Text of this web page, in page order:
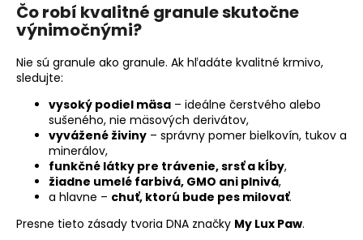
Čo robí kvalitné granule skutočne
výnimočnými?
Nie sú granule ako granule. Ak hľadáte kvalitné krmivo,
sledujte:
vysoký podiel mäsa – ideálne čerstvého alebo
sušeného, nie mäsových derivátov,
vyvážené živiny – správny pomer bielkovín, tukov a
minerálov,
funkčné látky pre trávenie, srsť a kĺby,
žiadne umelé farbivá, GMO ani plnivá,
a hlavne – chuť, ktorú bude pes milovať.
Presne tieto zásady tvoria DNA značky My Lux Paw.